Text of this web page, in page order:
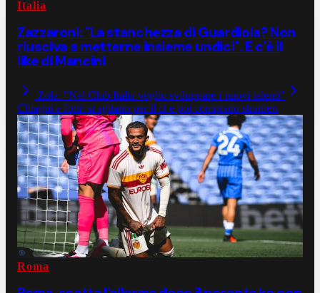
Italia
Zazzaroni: "La stanchezza di Guardiola? Non
riusciva a metterne insieme undici". E c'è il
like di Mancini
Zola: "Nel Club Italia voglio sviluppare i nuovi talenti"
Chiagni e fotti: si agitano per il ct e poi comprano stranieri
Roma